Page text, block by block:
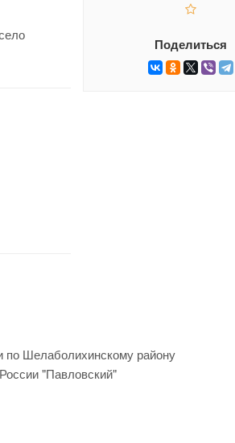
Поделиться
по Шелаболихинскому району
"Павловский"